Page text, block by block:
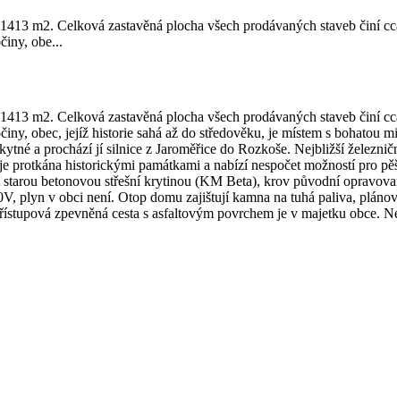
m2. Celková zastavěná plocha všech prodávaných staveb činí
obe...
m2. Celková zastavěná plocha všech prodávaných staveb činí
obec, jejíž historie sahá až do středověku, je místem s bohatou
a prochází jí silnice z Jaroměřice do Rozkoše. Nejbližší
historickými památkami a nabízí nespočet možností pro
betonovou střešní krytinou (KM Beta), krov původní
plyn v obci není. Otop domu zajištují kamna na tuhá paliva,
zpevněná cesta s asfaltovým povrchem je v majetku obce.